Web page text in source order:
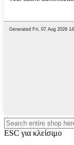
ESC για κλείσιμο